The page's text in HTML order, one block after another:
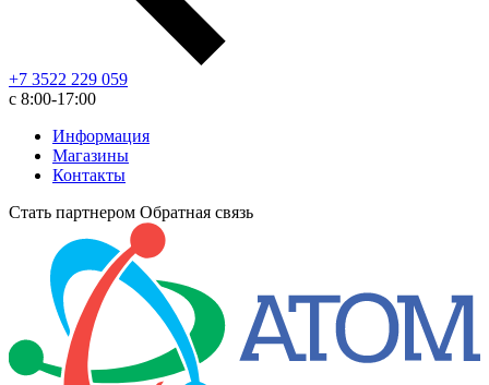
+7 3522 229 059
с 8:00-17:00
Информация
Магазины
Контакты
Стать партнером Обратная связь